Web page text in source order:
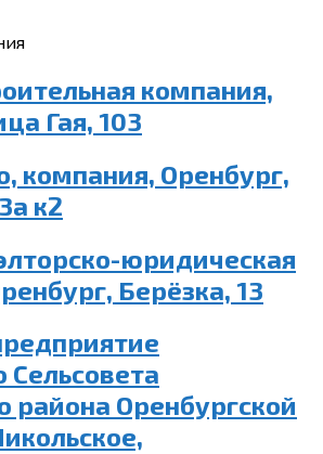
компания,
Гая, 103
компания, Оренбург,
к2
юридическая
Берёзка, 13
Сельсовета
района Оренбургской